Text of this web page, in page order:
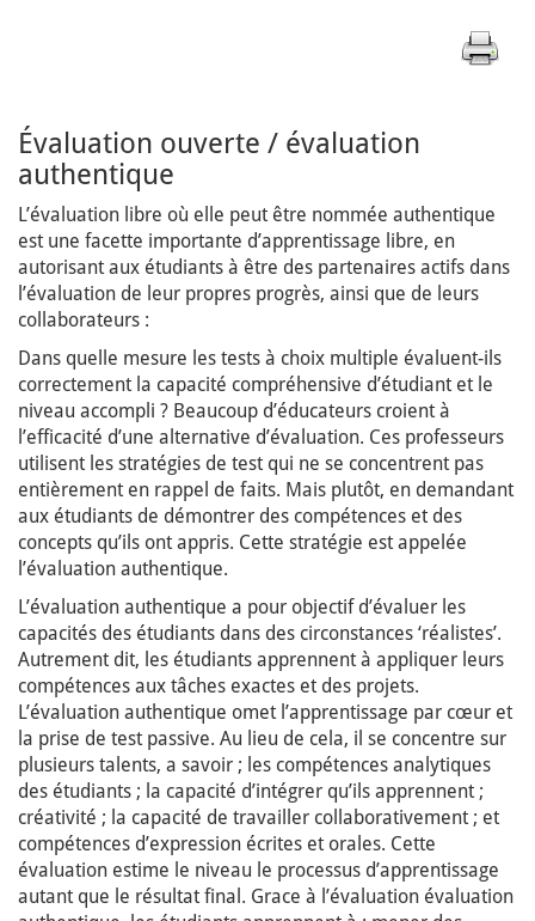
Évaluation ouverte / évaluation
authentique
L’évaluation libre où elle peut être nommée authentique
est une facette importante d’apprentissage libre, en
autorisant aux étudiants à être des partenaires actifs dans
l’évaluation de leur propres progrès, ainsi que de leurs
collaborateurs :
Dans quelle mesure les tests à choix multiple évaluent-ils
correctement la capacité compréhensive d’étudiant et le
niveau accompli ? Beaucoup d’éducateurs croient à
l’efficacité d’une alternative d’évaluation. Ces professeurs
utilisent les stratégies de test qui ne se concentrent pas
entièrement en rappel de faits. Mais plutôt, en demandant
aux étudiants de démontrer des compétences et des
concepts qu’ils ont appris. Cette stratégie est appelée
l’évaluation authentique.
L’évaluation authentique a pour objectif d’évaluer les
capacités des étudiants dans des circonstances ‘réalistes’.
Autrement dit, les étudiants apprennent à appliquer leurs
compétences aux tâches exactes et des projets.
L’évaluation authentique omet l’apprentissage par cœur et
la prise de test passive. Au lieu de cela, il se concentre sur
plusieurs talents, a savoir ; les compétences analytiques
des étudiants ; la capacité d’intégrer qu’ils apprennent ;
créativité ; la capacité de travailler collaborativement ; et
compétences d’expression écrites et orales. Cette
évaluation estime le niveau le processus d’apprentissage
autant que le résultat final. Grace à l’évaluation évaluation